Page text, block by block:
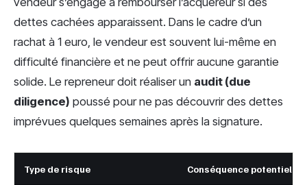
dettes cachées apparaissent. Dans le cadre d’un
rachat à 1 euro, le vendeur est souvent lui-même en
difficulté financière et ne peut offrir aucune garantie
solide. Le repreneur doit réaliser un audit (due
diligence) poussé pour ne pas découvrir des dettes
imprévues quelques semaines après la signature.
Type de risque Conséquence potentielle